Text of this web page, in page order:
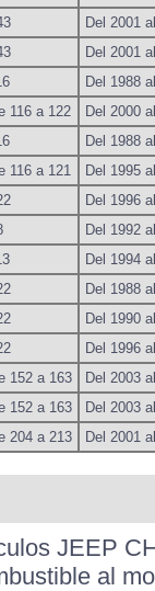
Del 2001
Del 2001
Del 1988
116 a 122
Del 2000
Del 1988
116 a 121
Del 1995
Del 1996
Del 1992
Del 1994
Del 1988
Del 1990
Del 1996
152 a 163
Del 2003
152 a 163
Del 2003
204 a 213 Del 2001
JEEP
al